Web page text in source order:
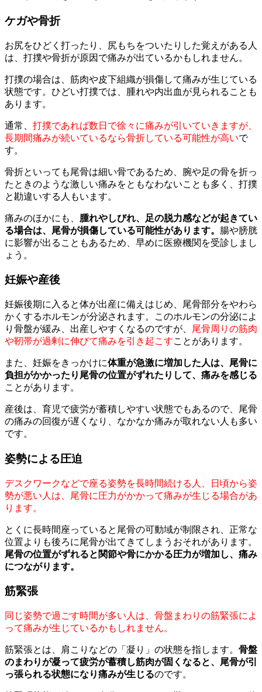
ケガや骨折
お尻をひどく打ったり、尻もちをついたりした覚えがある人
は、打撲や骨折が原因で痛みが出ているかもしれません。
打撲の場合は、筋肉や皮下組織が損傷して痛みが生じている
状態です。ひどい打撲では、腫れや内出血が見られることも
あります。
通常、 打撲であれば数日で徐々に痛みが引いていきますが、
長期間痛みが続いているなら骨折している可能性が高いで
す。
骨折といっても尾骨は細い骨であるため、腕や足の骨を折っ
たときのような激しい痛みをともなわないことも多く、打撲
と勘違いする人もいます。
痛みのほかにも、 腫れやしびれ、足の脱力感などが起きてい
る場合は、尾骨が損傷している可能性があります。 腸や膀胱
に影響が出ることもあるため、早めに医療機関を受診しまし
ょう。
妊娠や産後
妊娠後期に入ると体が出産に備えはじめ、尾骨部分をやわら
かくするホルモンが分泌されます。このホルモンの分泌によ
り骨盤が緩み、出産しやすくなるのですが、
尾骨周りの筋肉
や靭帯が過剰に伸びて痛みを引き起こすことがあります。
また、妊娠をきっかけに体重が急激に増加した人は、尾骨に
負担がかかったり尾骨の位置がずれたりして、痛みを感じる
ことがあります。
産後は、育児で疲労が蓄積しやすい状態でもあるので、尾骨
の痛みの回復が遅くなり、なかなか痛みが取れない人も多い
です。
姿勢による圧迫
デスクワークなどで座る姿勢を長時間続ける人、日頃から姿
勢が悪い人は、尾骨に圧力がかかって痛みが生じる場合があ
ります。
とくに長時間座っていると尾骨の可動域が制限され、正常な
位置よりも後ろに尾骨が出てきてしまうおそれがあります。
尾骨の位置がずれると関節や骨にかかる圧力が増加し、痛み
につながります。
筋緊張
同じ姿勢で過ごす時間が多い人は、骨盤まわりの筋緊張によ
って痛みが生じているかもしれません。
筋緊張とは、肩こりなどの「凝り」の状態を指します。 骨盤
のまわりが凝って疲労が蓄積し筋肉が固くなると、尾骨が引
っ張られる状態になり痛みが生じるのです。